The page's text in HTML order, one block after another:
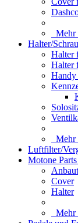
Mehr
Halter/
Halter
Halter
Handy
Mehr
Luftfilter/
Motone
Cover
Halter
Mehr